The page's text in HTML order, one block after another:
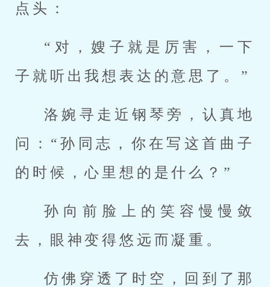
点头：
“对，嫂子就是厉害，一下
子就听出我想表达的意思了。”
洛婉寻走近钢琴旁，认真地
问：“孙同志，你在写这首曲子
的时候，心里想的是什么？”
孙向前脸上的笑容慢慢敛
去，眼神变得悠远而凝重。
仿佛穿透了时空，回到了那